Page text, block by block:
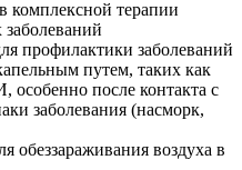
комплексной терапии
профилактики заболеваний
путем, таких как
после контакта с
заболевания (насморк,
воздуха в